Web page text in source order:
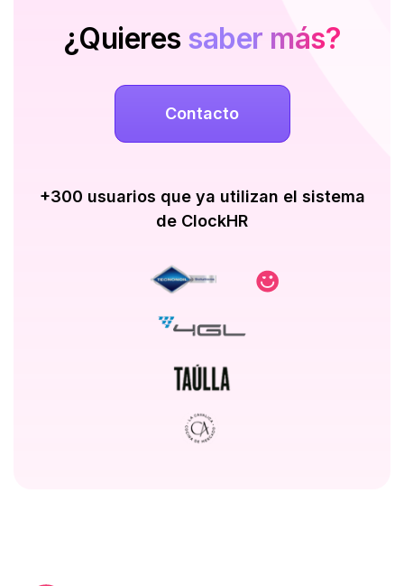
¿Quieres saber más?
Contacto
+300 usuarios que ya utilizan el sistema
de ClockHR